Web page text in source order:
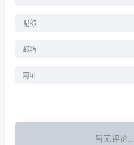
暂无评论...